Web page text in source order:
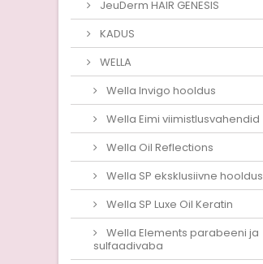
JeuDerm HAIR GENESIS
KADUS
WELLA
Wella Invigo hooldus
Wella Eimi viimistlusvahendid
Wella Oil Reflections
Wella SP eksklusiivne hooldus
Wella SP Luxe Oil Keratin
Wella Elements parabeeni ja
sulfaadivaba